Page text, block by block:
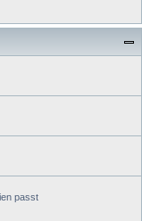
passt